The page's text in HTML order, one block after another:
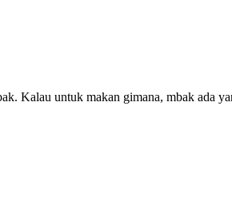
Kalau untuk makan gimana, mbak ada